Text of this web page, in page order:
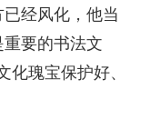
经风化，他当
要的书法文
化瑰宝保护好、